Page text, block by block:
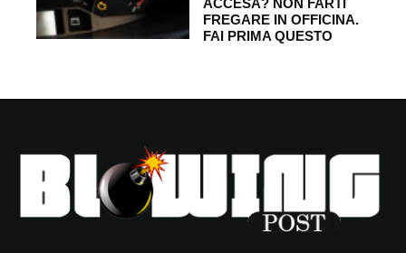
ACCESA? NON FARTI
FREGARE IN OFFICINA.
FAI PRIMA QUESTO